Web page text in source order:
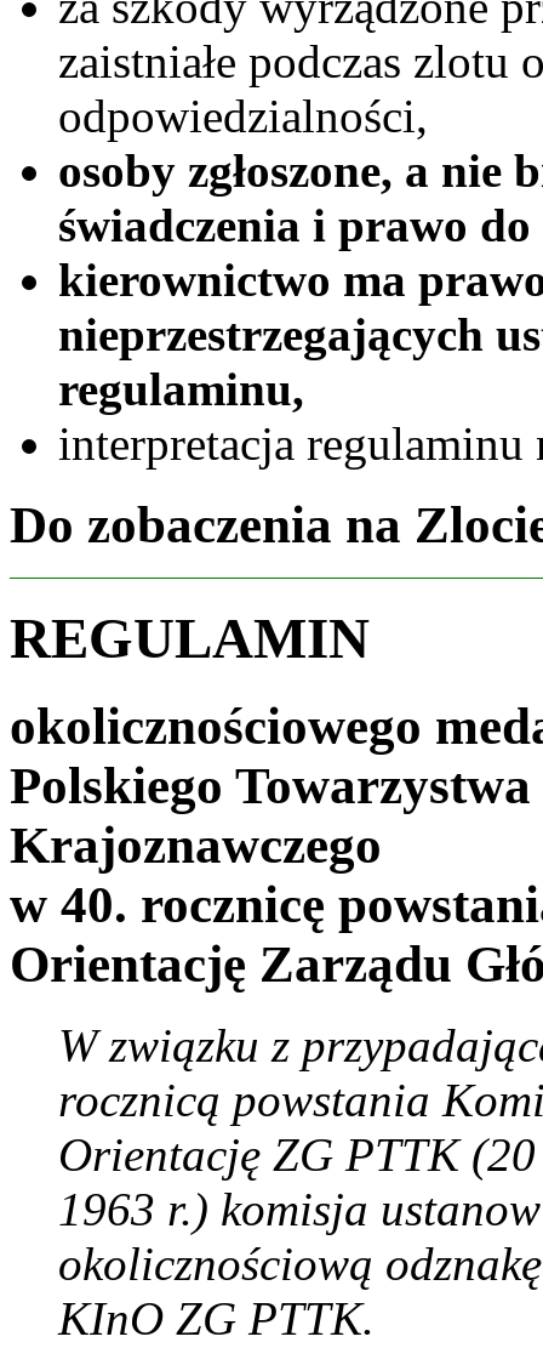
zaistniałe podczas zlotu
odpowiedzialności,
osoby zgłoszone, a nie
świadczenia i prawo
kierownictwo ma
nieprzestrzegających
regulaminu,
interpretacja
Do zobaczenia na
REGULAMIN
okolicznościowego
Polskiego
Krajoznawczego
w 40. rocznicę
Orientację Zarządu
W związku z
rocznicą powstania
Orientację ZG PTTK
1963 r.) komisja
okolicznościową
KInO ZG PTTK.